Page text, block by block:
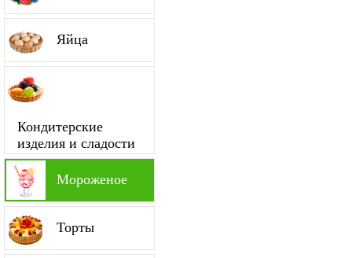
Яйца
Кондитерские
изделия и сладости
Мороженое
Торты